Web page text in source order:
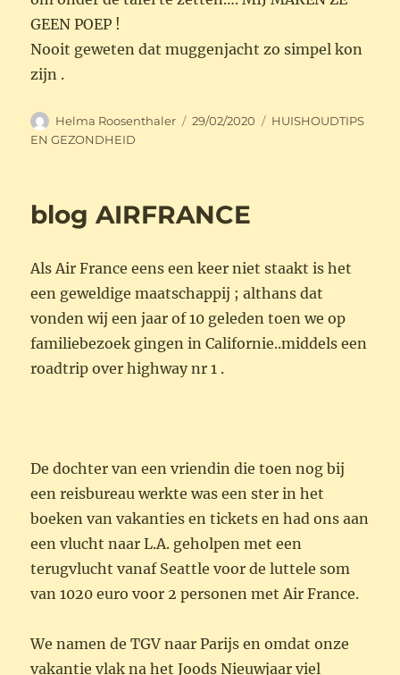
GEEN POEP !
Nooit geweten dat muggenjacht zo simpel kon
zijn .
Auteur
Helma Roosenthaler
Geplaatst
29/02/2020 Categorieën
HUISHOUDTIPS
EN GEZONDHEID
blog AIRFRANCE
Als Air France eens een keer niet staakt is het
een geweldige maatschappij ; althans dat
vonden wij een jaar of 10 geleden toen we op
familiebezoek gingen in Californie..middels een
roadtrip over highway nr 1 .
De dochter van een vriendin die toen nog bij
een reisbureau werkte was een ster in het
boeken van vakanties en tickets en had ons aan
een vlucht naar L.A. geholpen met een
terugvlucht vanaf Seattle voor de luttele som
van 1020 euro voor 2 personen met Air France.
We namen de TGV naar Parijs en omdat onze
vakantie vlak na het Joods Nieuwjaar viel